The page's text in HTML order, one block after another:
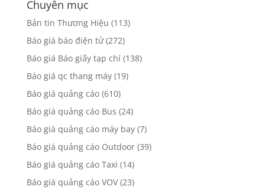
Chuyên mục
Bản tin Thương Hiệu (113)
Báo giá báo điện tử(272)
Báo giá Báo giấy tạp chí(138)
Báo giá qc thang máy(19)
Báo giá quảng cáo(610)
Báo giá quảng cáo Bus (24)
Báo giá quảng cáo máy bay(7)
Báo giá quảng cáo Outdoor(39)
Báo giá quảng cáo Taxi (14)
Báo giá quảng cáo VOV(23)